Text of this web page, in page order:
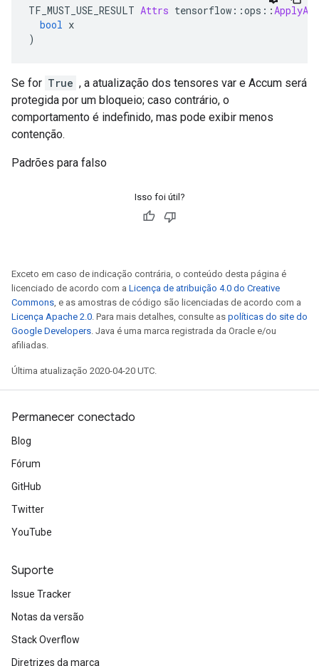
TF_MUST_USE_RESULT Attrs tensorflow ::ops ::
bool x
)
Se for True , a atualização dos tensores var e Accum será
protegida por um bloqueio; caso contrário, o
comportamento é indefinido, mas pode exibir menos
contenção.
Padrões para falso
Isso foi útil?
Exceto em caso de indicação contrária, o conteúdo desta página é
licenciado de acordo com a Licença de atribuição 4.0 do Creative
Commons, e as amostras de código são licenciadas de acordo com a
Licença Apache 2.0. Para mais detalhes, consulte as políticas do site do
Google Developers. Java é uma marca registrada da Oracle e/ou
afiliadas.
Última atualização 2020-04-20 UTC.
Permanecer conectado
Blog
Fórum
GitHub
Twitter
YouTube
Suporte
Issue Tracker
Notas da versão
Stack Overflow
Diretrizes da marca